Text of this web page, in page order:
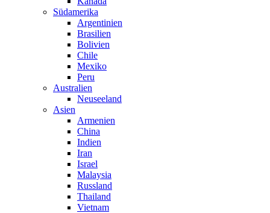
Südamerika
Argentinien
Brasilien
Bolivien
Chile
Mexiko
Peru
Australien
Neuseeland
Asien
Armenien
China
Indien
Iran
Israel
Malaysia
Russland
Thailand
Vietnam